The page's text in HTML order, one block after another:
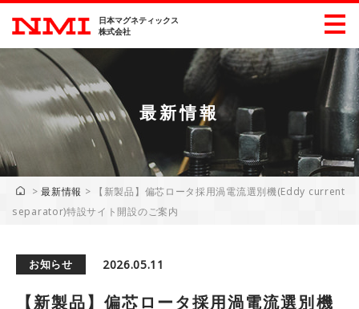
日本マグネティックス
株式会社
産業別製品情報
展示会情報
最新情報
>最新情報 >
【新製品】偏芯ロータ採用渦電流選別機(Eddy current
separator)特設サイト開設のご案内
お知らせ 2026.05.11
【新製品】偏芯ロータ採用渦電流選別機